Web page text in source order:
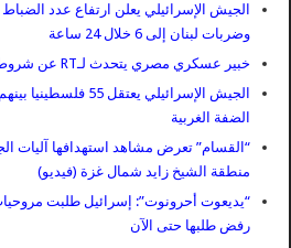
الجيش الإسرائيلي يعلن ارتفاع عدد
وضربات لبنان إلى 6 خلال 24 ساعة
خبير عسكري مصري يتحدث لـRT عن شروط مصر لوقف الحرب في غزة
الضفة الغربية
“القسام” تعرض مشاهد استهدافها آليات
منطقة الشيخ زايد شمال غزة (فيديو)
“يديعوت أحرونوت”: إسرائيل طلبت
رفض طلبها حتى الآن